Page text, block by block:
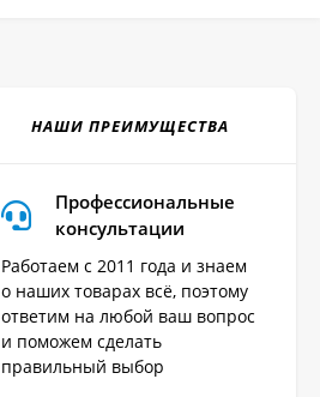
НАШИ ПРЕИМУЩЕСТВА
Профессиональные
консультации
Работаем с 2011 года и знаем
о наших товарах всё, поэтому
ответим на любой ваш вопрос
и поможем сделать
правильный выбор